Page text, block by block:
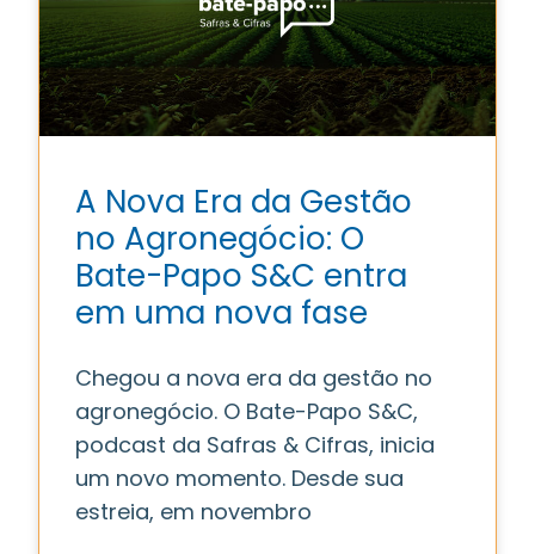
A Nova Era da Gestão
no Agronegócio: O
Bate-Papo S&C entra
em uma nova fase
Chegou a nova era da gestão no
agronegócio. O Bate-Papo S&C,
podcast da Safras & Cifras, inicia
um novo momento. Desde sua
estreia, em novembro